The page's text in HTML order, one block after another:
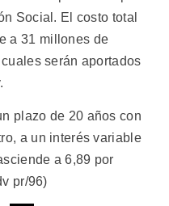
Social. El costo total
a 31 millones de
serán aportados
plazo de 20 años con
a un interés variable
a 6,89 por
pr/96)